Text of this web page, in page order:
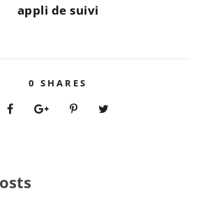
appli de suivi
0 SHARES